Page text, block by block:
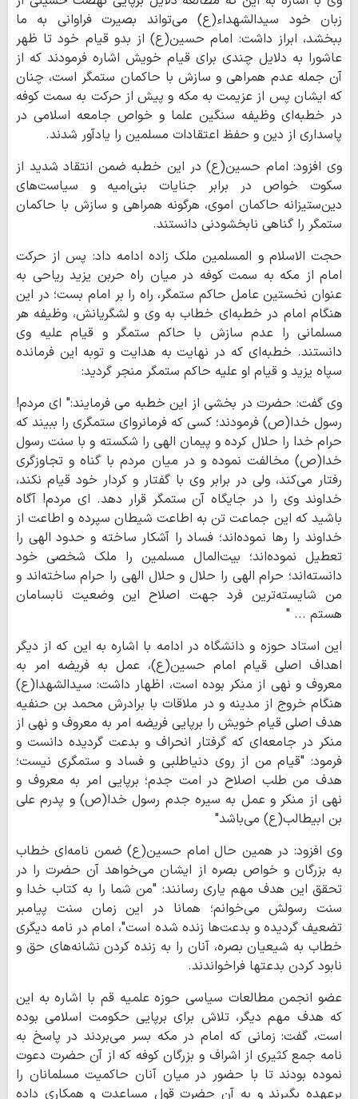
زبان خود سیدالشهداء(ع) می‌تواند بصیرت فراوانی به ما
ببخشد، ابراز داشت: امام حسین(ع) از بدو قیام خود تا ظهر
عاشورا به دلایل چندی برای قیام خویش اشاره فرمودند که از
آن جمله عدم همراهی و سازش با حاکمان ستمگر است، چنان
که ایشان پس از عزیمت به مکه و پیش از حرکت به سمت کوفه
در خطبه‌ای وظیفه سنگین علما و خواص جامعه اسلامی در
پاسداری از دین و حفظ اعتقادات مسلمین را یادآور شدند.
وی افزود: امام حسین(ع) در این خطبه ضمن انتقاد شدید از
سکوت خواص در برابر جنایات بنی‌امیه و سیاست‌های
دین‌ستیزانه حاکمان اموی، هرگونه همراهی و سازش با حاکمان
ستمگر را گناهی نابخشودنی دانستند.
حجت الاسلام و المسلمین ملک زاده ادامه داد: پس از حرکت
امام از مکه به سمت کوفه در میان راه حربن یزید ریاحی به
عنوان نخستین عامل حاکم ستمگر، راه را بر امام بست؛ در این
هنگام امام در خطبه‌ای خطاب به وی و لشگریانش، وظیفه هر
مسلمانی را عدم سازش با حاکم ستمگر و قیام علیه وی
دانستند. خطبه‌ای که در نهایت به هدایت و توبه این فرمانده
سپاه یزید و قیام او علیه حاکم ستمگر منجر گردید:
وی گفت: حضرت در بخشی از این خطبه می فرمایند:" ای مردم!
رسول خدا(ص) فرمودند؛ کسی که فرمانروای ستمگری را ببیند که
حرام خدا را حلال کرده و پیمان الهی را شکسته و با سنت رسول
خدا(ص) مخالفت نموده و در میان مردم با گناه و تجاوزگری
رفتار می‌کند، ولی در برابر وی با گفتار و کردار خود قیام نکند،
خداوند وی را در جایگاه آن ستمگر قرار دهد. ای مردم! آگاه
باشید که این جماعت تن به اطاعت شیطان سپرده و اطاعت از
خداوند را رها نموده‌اند؛ فساد را آشکار ساخته و حدود الهی را
تعطیل نموده‌اند؛ بیت‌المال مسلمین را ملک شخصی خود
دانسته‌اند؛ حرام الهی را حلال و حلال الهی را حرام ساخته‌اند و
من شایسته‌ترین فرد جهت اصلاح این وضعیت نابسامان
هستم ... "
این استاد حوزه و دانشگاه در ادامه با اشاره به این که از دیگر
اهداف اصلی قیام امام حسین(ع)، عمل به فریضه امر به
معروف و نهی از منکر بوده است، اظهار داشت: سیدالشهدا(ع)
هنگام خروج از مدینه و در ملاقات با برادرش محمد بن حنفیه
هدف اصلی قیام خویش را برپایی فریضه امر به معروف و نهی از
منکر در جامعه‌ای که گرفتار انحراف و بدعت گردیده دانست و
فرمود: "قیام من از روی دنیاطلبی و فساد و ستمگری نیست؛
هدف من طلب اصلاح در امت جدم؛ برپایی امر به معروف و
نهی از منکر و عمل به سیره جدم رسول خدا(ص) و پدرم علی
بن ابیطالب(ع) می‌باشد"
وی افزود: در همین حال امام حسین(ع) ضمن نامه‌ای خطاب
به بزرگان و خواص بصره از ایشان می‌خواهد آن حضرت را در
تحقق این هدف مهم یاری رسانند: "من شما را به کتاب خدا و
سنت رسولش می‌خوانم؛ همانا در این زمان سنت پیامبر
تضعیف گردیده و بدعت‌ها زنده شده است"، امام در نامه دیگری
خطاب به شیعیان بصره، آنان را به زنده کردن نشانه‌های حق و
نابود کردن بدعتها فراخواندند.
عضو انجمن مطالعات سیاسی حوزه علمیه قم با اشاره به این
که هدف مهم دیگر، تلاش برای برپایی حکومت اسلامی بوده
است، گفت: زمانی که امام در مکه بسر می‌بردند در پاسخ به
نامه جمع کثیری از اشراف و بزرگان کوفه که از آن حضرت دعوت
نموده بودند تا با حضور در میان آنان حاکمیت مسلمانان را
برعهده بگیرند و به آن حضرت قول مساعدت و همکاری داده